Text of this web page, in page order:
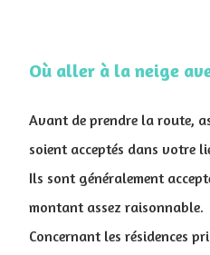
Où aller à la neige
Avant de prendre la route,
soient acceptés dans votre
Ils sont généralement
montant assez raisonnable.
Concernant les résidences